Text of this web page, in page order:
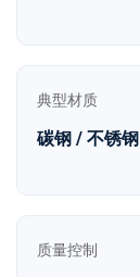
典型材质
碳钢 / 不锈
质量控制